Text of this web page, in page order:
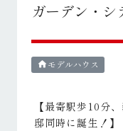
ガーデン・
home モデルハウス
【最寄駅歩10分
邸同時に誕生！】